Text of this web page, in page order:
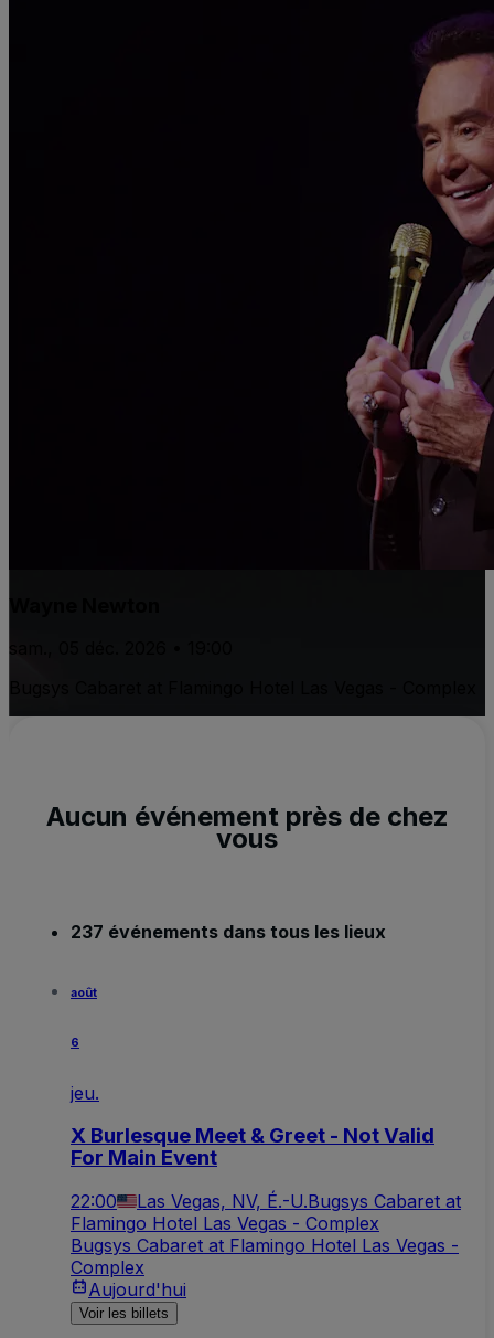
Aucun événement près de chez
vous
237 événements dans tous les lieux
août
6
jeu.
X Burlesque Meet & Greet - Not Valid
For Main Event
22:00 Las Vegas, NV, É.-U.Bugsys Cabaret at
Flamingo Hotel Las Vegas - Complex
Bugsys Cabaret at Flamingo Hotel Las Vegas -
Complex
Aujourd'hui
Voir les billets